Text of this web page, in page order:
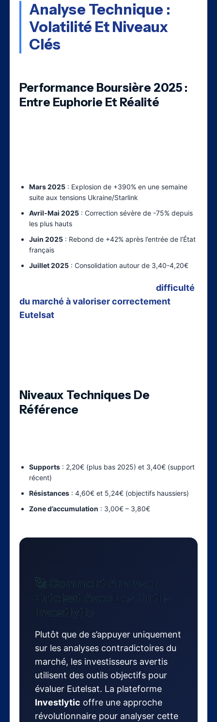
Analyse Technique :
Volatilité Et Niveaux
Clés
Performance Boursière 2025 :
Entre Euphorie Et Réalité
Mars 2025 : Explosion de +390% en une semaine
suite aux tensions Ukraine/Starlink
Avril-Mai 2025 : Correction sévère de -75% depuis
les plus hauts
Juin 2025 : Rebond de +42% après l’entrée de l’État
français
Juillet 2025 : Consolidation autour de 3,40-4,20€
difficulté
du marché à valoriser correctement
Eutelsat
Niveaux Techniques De
Référence
Supports : 2,20€ (plus bas 2025) et 3,40€ (support
récent)
Résistances : 4,60€ et 5,24€ (objectifs haussiers)
Zone d’accumulation : 3,00€ – 3,80€
🚀 Comment Analyser
Eutelsat Avec Les Outils
Investlytic
Plutôt que de s’appuyer uniquement
sur les analyses contradictoires du
marché, les investisseurs avertis
utilisent des outils objectifs pour
évaluer Eutelsat. La plateforme
Investlytic offre une approche
révolutionnaire pour analyser cette